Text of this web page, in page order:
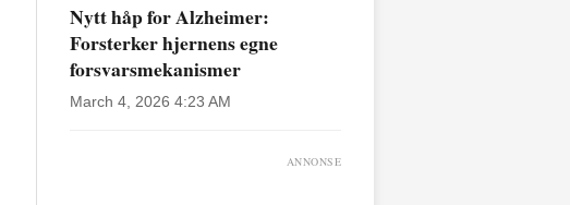
Nytt håp for Alzheimer:
Forsterker hjernens egne
forsvarsmekanismer
March 4, 2026 4:23 AM
ANNONSE